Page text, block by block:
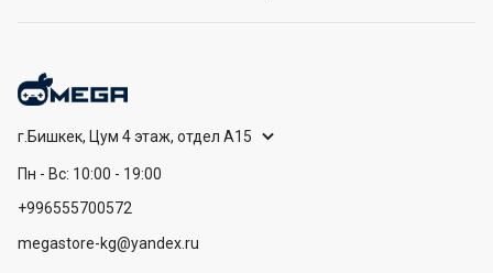
г.Бишкек, Цум 4 этаж, отдел А15
Пн - Вс: 10:00 - 19:00
+996555700572
megastore-kg@yandex.ru